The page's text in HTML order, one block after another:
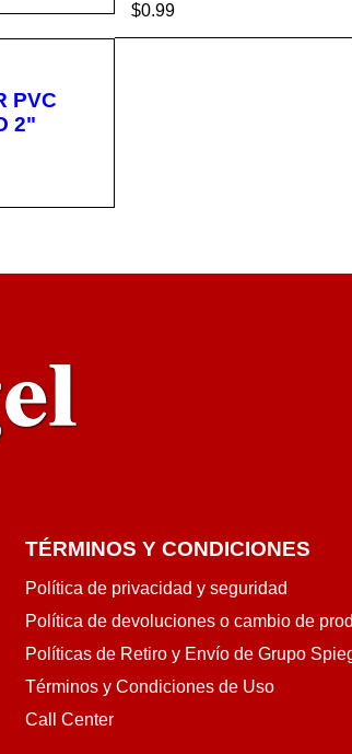
VISTA
$0.99
AÑADIR AL CA
VISTA
PVC
2"
VISTA
TÉRMINOS Y CONDICIONES
Política de privacidad y seguridad
Política de devoluciones o cambio de
Políticas de Retiro y Envío de Grupo
Términos y Condiciones de Uso
Call Center